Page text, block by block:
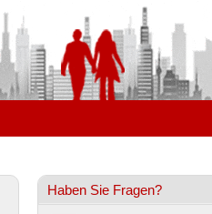
Haben Sie Fragen?